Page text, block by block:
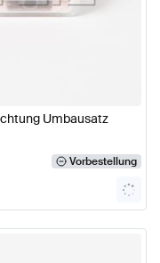
Umbausatz
Vorbestellung